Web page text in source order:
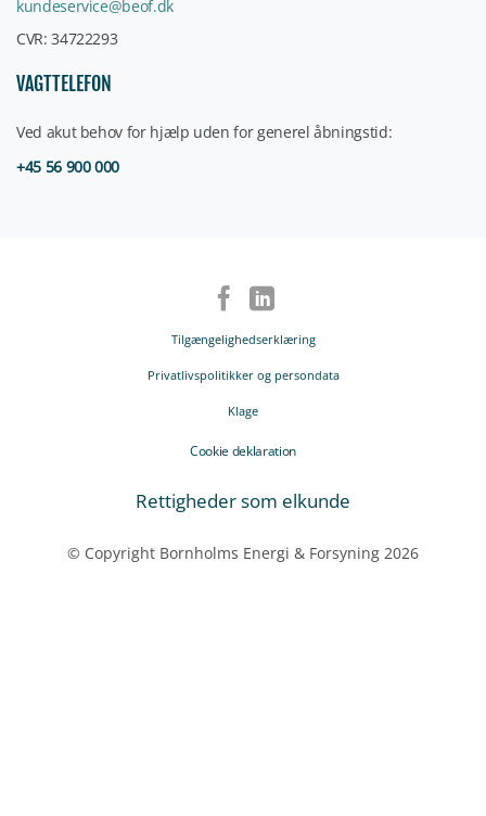
kundeservice@beof.dk
CVR: 34722293
VAGTTELEFON
Ved akut behov for hjælp uden for generel åbningstid:
+45 56 900 000
Tilgængelighedserklæring
Privatlivspolitikker og persondata
Klage
Cookie deklaration
Rettigheder som elkunde
© Copyright Bornholms Energi & Forsyning 2026